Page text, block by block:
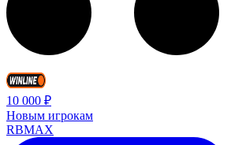
10 000 ₽
Новым игрокам
RBMAX